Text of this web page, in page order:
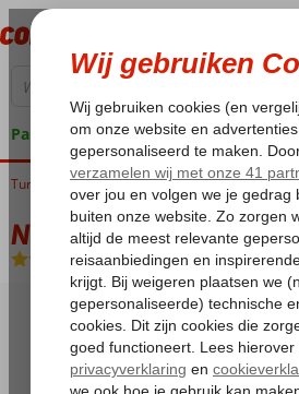
Pakketgarantie
Home
Turkije Egeische kust Fethiye Calis Nevada
Nevada Hotel
Halfpension- Hotel